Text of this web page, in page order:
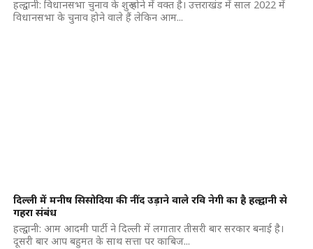
हल्द्वानी: विधानसभा चुनाव के शुरू होने में वक्त है। उत्तराखंड में साल 2022 में
विधानसभा के चुनाव होने वाले हैं लेकिन आम...
दिल्ली में मनीष सिसोदिया की नींद उड़ाने वाले रवि नेगी का है हल्द्वानी से
गहरा संबंध
हल्द्वानी: आम आदमी पार्टी ने दिल्ली में लगातार तीसरी बार सरकार बनाई है।
दूसरी बार आप बहुमत के साथ सत्ता पर काबिज...